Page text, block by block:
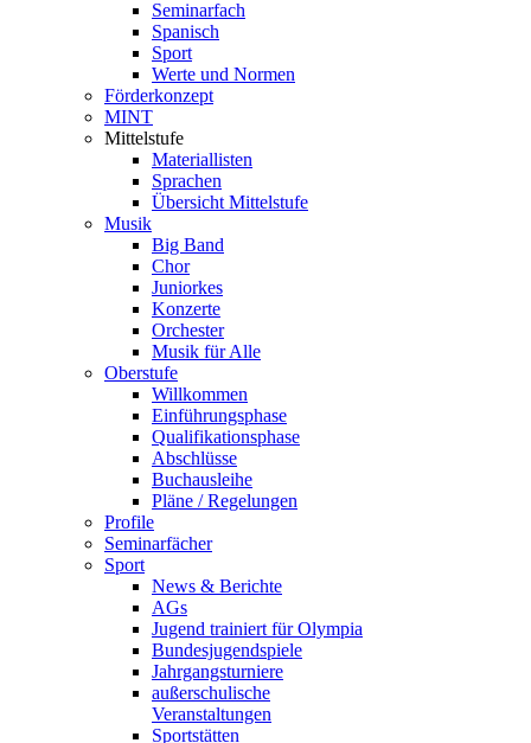
Seminarfach
Spanisch
Sport
Werte und Normen
Förderkonzept
MINT
Mittelstufe
Materiallisten
Sprachen
Übersicht Mittelstufe
Musik
Big Band
Chor
Juniorkes
Konzerte
Orchester
Musik für Alle
Oberstufe
Willkommen
Einführungsphase
Qualifikationsphase
Abschlüsse
Buchausleihe
Pläne / Regelungen
Profile
Seminarfächer
Sport
News & Berichte
AGs
Jugend trainiert für Olympia
Bundesjugendspiele
Jahrgangsturniere
außerschulische
Veranstaltungen
Sportstätten